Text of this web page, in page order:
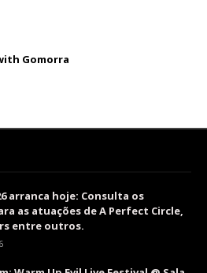
Gomorra
arranca hoje: Consulta os
as atuações de A Perfect Circle,
entre outros.